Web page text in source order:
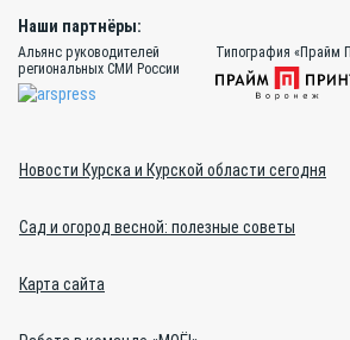
Наши партнёры:
Альянс руководителей
региональных СМИ России
Типография «Прайм
Новости Курска и Курской области сегодня
Сад и огород весной: полезные советы
Карта сайта